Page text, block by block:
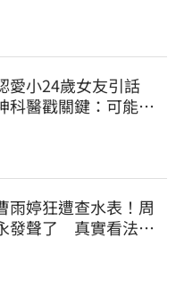
愛小24歲女友引話
醫戳關鍵：可能是
雨婷狂遭查水表！周
發聲了 真實看法曝